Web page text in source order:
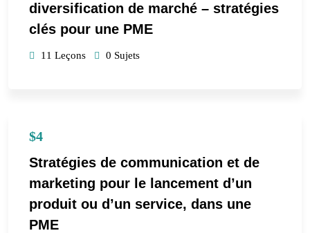
diversification de marché – stratégies
clés pour une PME
11 Leçons 0 Sujets
$4
Stratégies de communication et de
marketing pour le lancement d’un
produit ou d’un service, dans une
PME